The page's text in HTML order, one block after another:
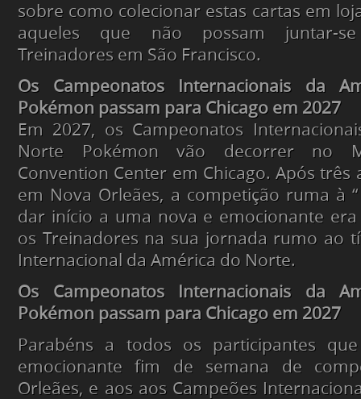
sobre como colecionar estas cartas em
aqueles que não possam juntar-
Treinadores em São Francisco.
Os Campeonatos Internacionais da
Pokémon passam para Chicago em 2027
​​​Em 2027, os Campeonatos
Norte Pokémon ​vão decorrer no
Convention Center em Chicago.​ Após três
em Nova Orleães, a competição ruma ​à
dar início a uma nova e emocionante
os Treinadores na sua jornada rumo ao
Internacional da América do Norte.​
Os Campeonatos Internacionais da
Pokémon passam para Chicago em 2027
​​​​Parabéns a todos os participantes
emocionante fim de semana de
Orleães, e aos aos Campeões